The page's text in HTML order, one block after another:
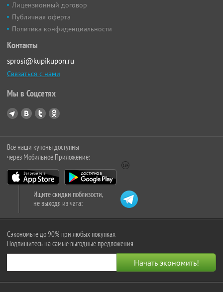
Лицензионный договор
Публичная оферта
Политика конфиденциальности
Контакты
sprosi@kupikupon.ru
Связаться с нами
Мы в Соцсетях
Все наши купоны доступны
через Мобильное Приложение:
Ищите скидки поблизости,
не выходя из чата:
Сэкономьте до 90% при любых покупках
Подпишитесь на самые выгодные предложения